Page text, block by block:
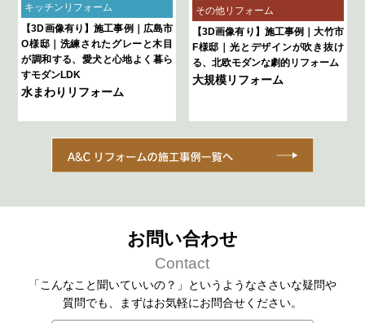
キッチンリフォーム
【3D画像有り】施工事例｜広島市
O様邸｜洗練されたグレーと木目
が調和する、愛犬と心地よく暮ら
すモダンLDK
水まわりリフォーム
その他リフォーム
【3D画像有り】施工事例｜大竹市
F様邸｜光とデザインが吹き抜け
る、北欧モダンな劇的リフォーム
大規模リフォーム
お問い合わせ
Contact
「こんなこと聞いていいの？」というようなささいな疑問や
質問でも、
まずはお気軽にお問合せください。